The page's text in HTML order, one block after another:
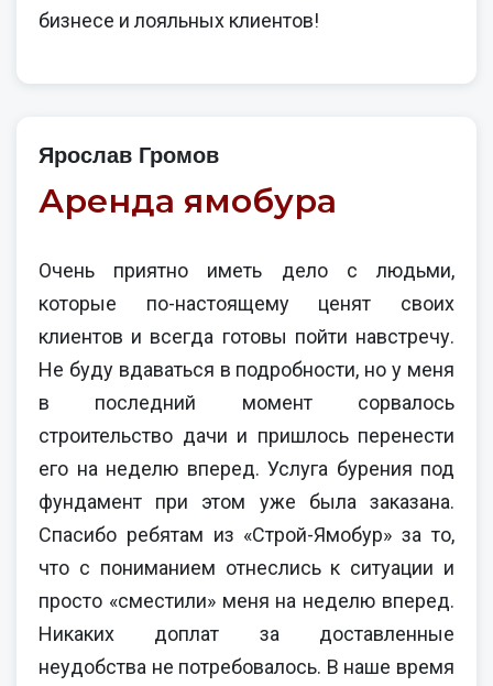
бизнесе и лояльных клиентов!
Ярослав Громов
Аренда ямобура
Очень приятно иметь дело с людьми,
которые по-настоящему ценят своих
клиентов и всегда готовы пойти навстречу.
Не буду вдаваться в подробности, но у меня
в последний момент сорвалось
строительство дачи и пришлось перенести
его на неделю вперед. Услуга бурения под
фундамент при этом уже была заказана.
Спасибо ребятам из «Строй-Ямобур» за то,
что с пониманием отнеслись к ситуации и
просто «сместили» меня на неделю вперед.
Никаких доплат за доставленные
неудобства не потребовалось. В наше время